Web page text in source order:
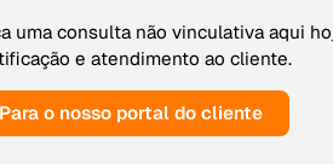
uma consulta não vinculativa aqui
e atendimento ao cliente.
o nosso portal do cliente